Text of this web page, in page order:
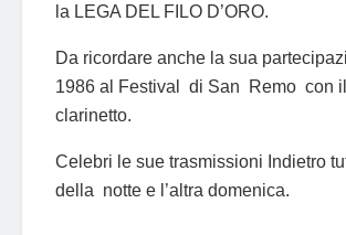
la LEGA DEL FILO D’ORO.
Da ricordare anche la sua
1986 al Festival di San Remo con il
clarinetto.
Celebri le sue trasmissioni Indietro
della notte e l’altra domenica.